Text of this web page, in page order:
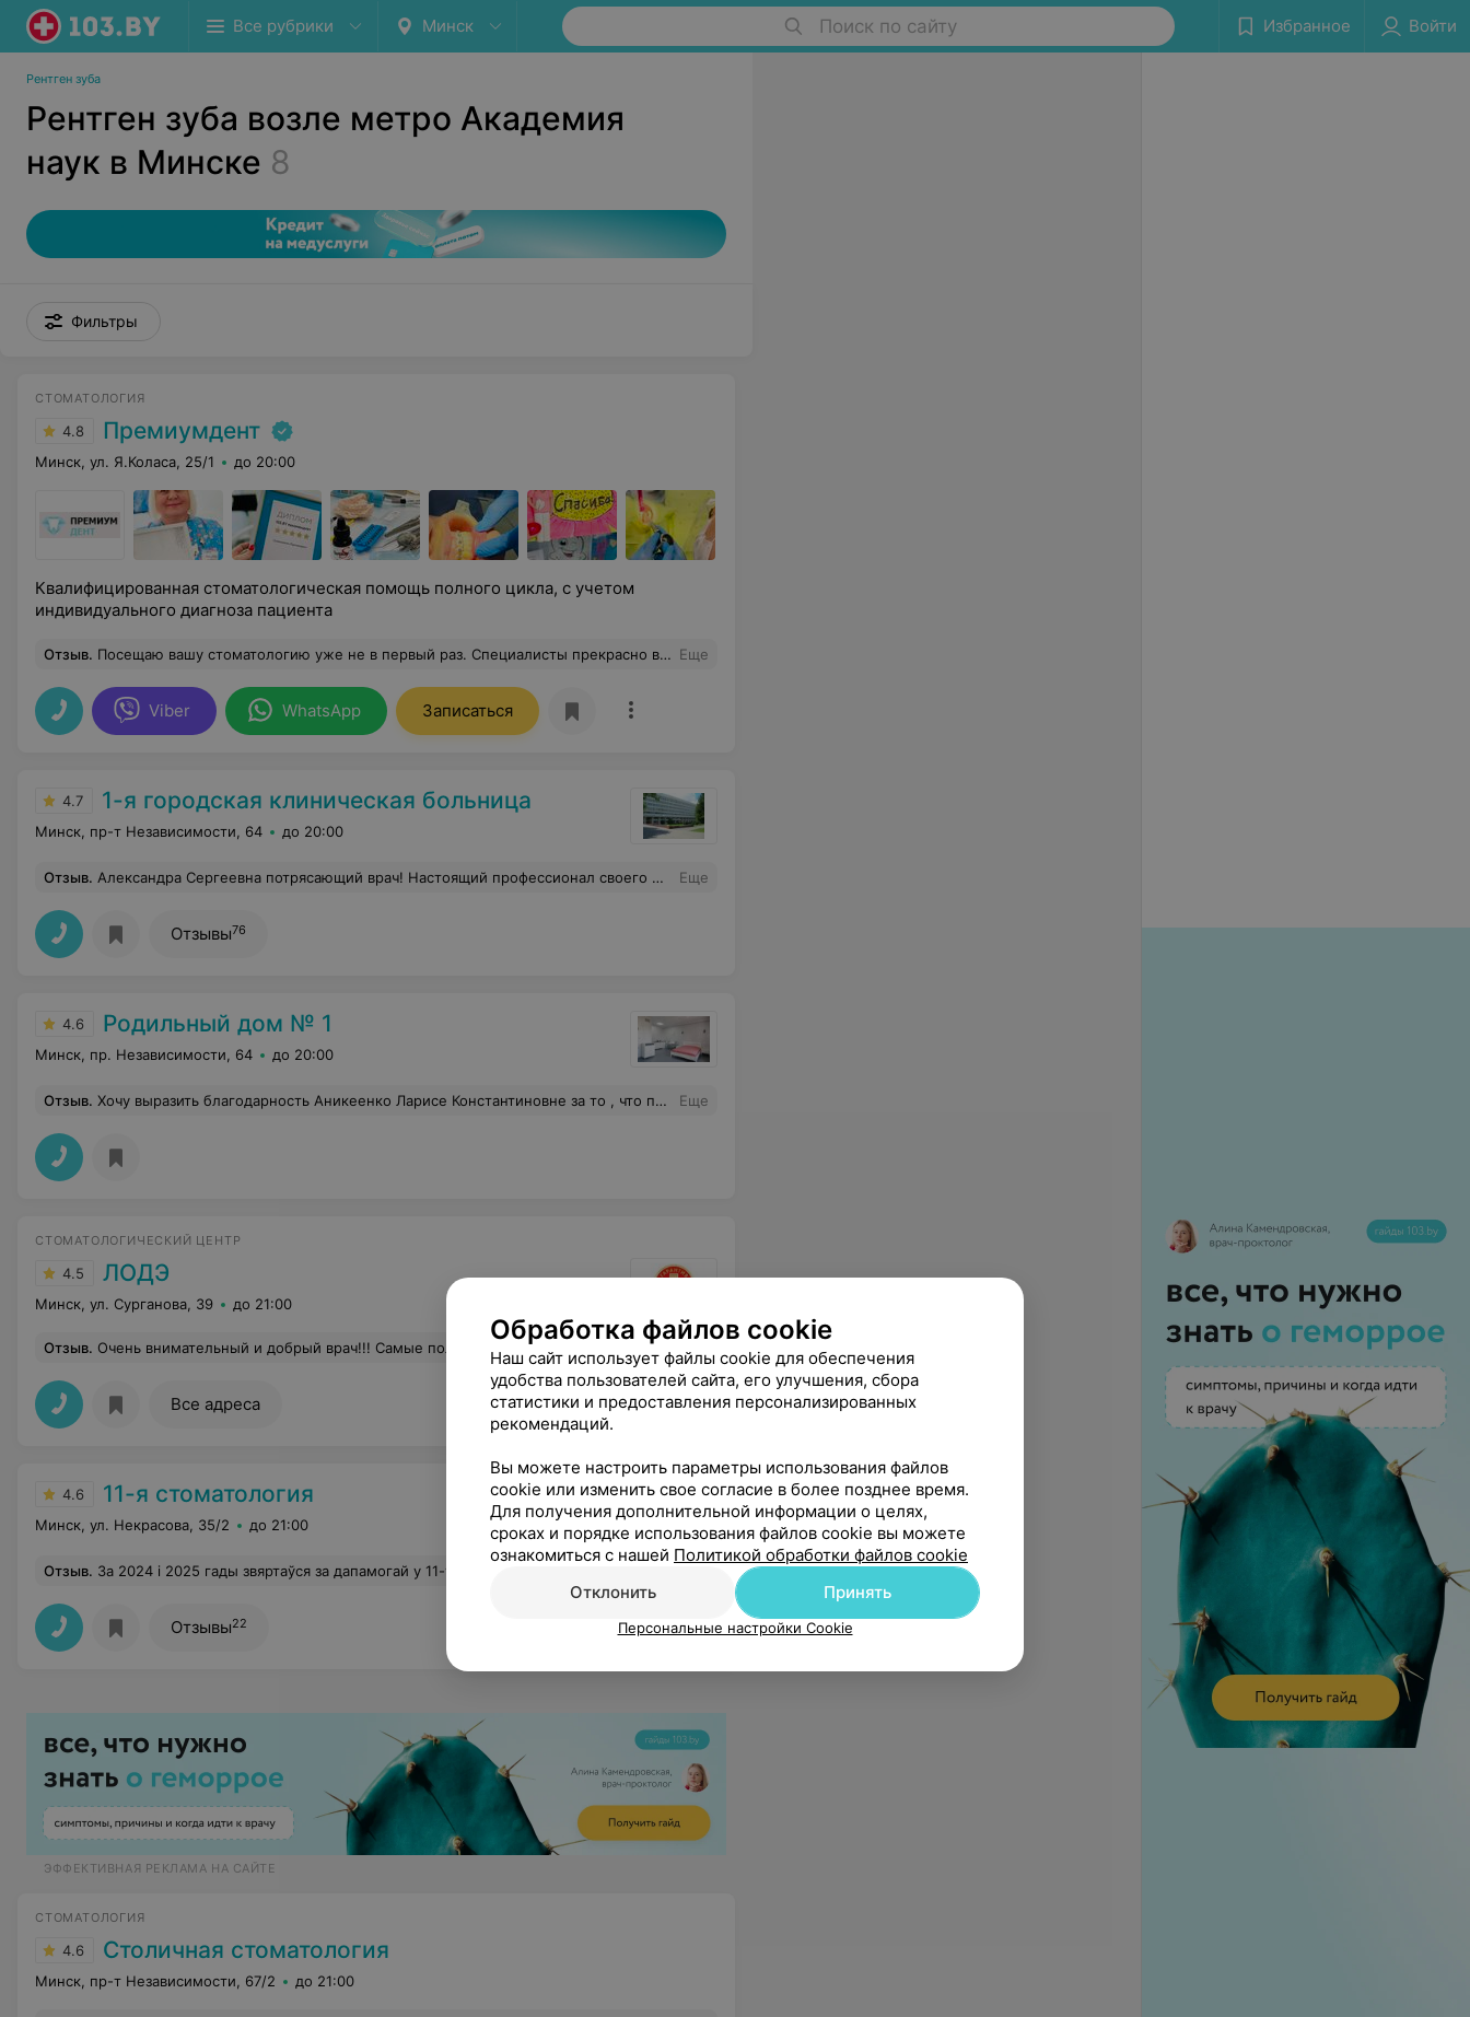
Все рубрики Минск Поиск по сайту Избранное Войти
Рентген зуба
Рентген зуба возле метро Академия
наук в Минске 8
Фильтры
СТОМАТОЛОГИЯ
4.8 Премиумдент
Минск, ул. Я.Коласа, 25/1 до 20:00
Квалифицированная стоматологическая помощь полного цикла, с учетом
индивидуального диагноза пациента
Отзыв. Посещаю вашу стоматологию уже не в первый раз. Специалисты прекрасно выполняют свою работу: все вежливые, чуткие, доброжелательные. Отдельно хочу поблагодарить крутого стоматолога Кириковича Геннадия Степановича, лечение проходит быстро и безболезненно! Это для меня очень важно! Спасибо! Еще
Viber WhatsApp Записаться
4.7 1-я городская клиническая больница
Минск, пр-т Независимости, 64 до 20:00
Отзыв. Александра Сергеевна потрясающий врач! Настоящий профессионал своего дела. Александра Сергеевна, хочется выразить слова глубокой признательности за Ваше душевное отношение к своим пациентам. С искренней теплотой вспоминаю каждый визит к Вам. Спасибо за то, что были рядом все 9 месяцев беременности и за нашу прекрасную дочь! Здоровья Вам и Вашим близким! Еще
Отзывы76
4.6 Родильный дом № 1
Минск, пр. Независимости, 64 до 20:00
Отзыв. Хочу выразить благодарность Аникеенко Ларисе Константиновне за то , что поддержала меня в желании родить естественным путем после первого кесарева. Хотя в процессе я уже просила и кс, но она настояла на естественных родах, о которых я мечтала всю беременность. Также благодарю Лобач Дарью Александровну за чуткое отношение в процессе родов . Благодаря им случились мои ер после кс 4 октября 2025 года. Еще
СТОМАТОЛОГИЧЕСКИЙ ЦЕНТР
4.5 ЛОДЭ
Минск, ул. Сурганова, 39 до 21:00
Отзыв. Очень внимательный и добрый врач!!! Самые положительные эмоции после визита! Побольше бы таких врачей!
Все адреса
4.6 11-я стоматология
Минск, ул. Некрасова, 35/2 до 21:00
Отзыв. За 2024 і 2025 гады звяртаўся за дапамогай у 11-ую стаматалогію 7 разоў. Увесь час са мной працаваў стаматолаг Багданец Арцём Юр'евіч. Карыстаясь выпадкам, хачу выказаць словы ўдзячнасці за Вашу сумленную і зычлівую працу. Вы - лекар з вялікай літары, сапраўдны прафесіянал!
Отзывы22
ЭФФЕКТИВНАЯ РЕКЛАМА НА САЙТЕ
СТОМАТОЛОГИЯ
4.6 Столичная стоматология
Минск, пр-т Независимости, 67/2 до 21:00
Обработка файлов cookie
Наш сайт использует файлы cookie для обеспечения
удобства пользователей сайта, его улучшения, сбора
статистики и предоставления персонализированных
рекомендаций.
Вы можете настроить параметры использования файлов
cookie или изменить свое согласие в более позднее время.
Для получения дополнительной информации о целях,
сроках и порядке использования файлов cookie вы можете
ознакомиться с нашей Политикой обработки файлов cookie
Отклонить
Принять
Персональные настройки Cookie